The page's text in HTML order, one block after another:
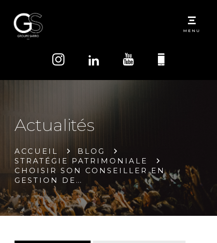
MENU
Actualités
ACCUEIL
BLOG
STRATÉGIE PATRIMONIALE
CHOISIR SON CONSEILLER EN
GESTION DE…